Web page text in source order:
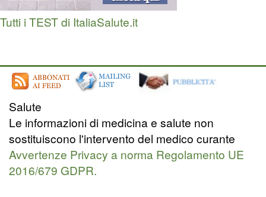
Tutti i TEST di ItaliaSalute.it
Salute
Le informazioni di medicina e salute non
sostituiscono l'intervento del medico curante
Avvertenze Privacy a norma Regolamento UE
2016/679 GDPR.